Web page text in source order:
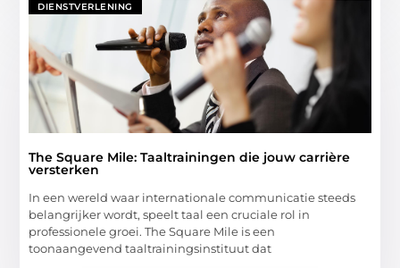
DIENSTVERLENING
The Square Mile: Taaltrainingen die jouw carrière
versterken
In een wereld waar internationale communicatie steeds
belangrijker wordt, speelt taal een cruciale rol in
professionele groei. The Square Mile is een
toonaangevend taaltrainingsinstituut dat